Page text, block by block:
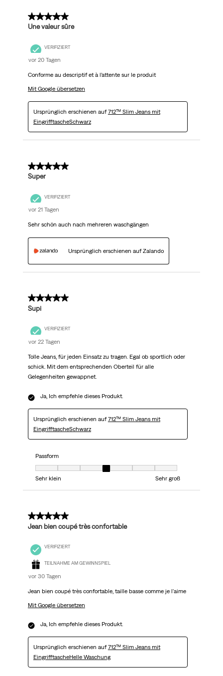
5 von 5 Sternen.
Une valeur sûre
VERIFIZIERT
vor 20 Tagen
Conforme au descriptif et à l’attente sur le produit
Mit Google übersetzen
Ursprünglich erschienen auf712™ Slim Jeans mit
EingrifftascheSchwarz
5 von 5 Sternen.
Super
VERIFIZIERT
vor 21 Tagen
Sehr schön auch nach mehreren waschgängen
Ursprünglich erschienen auf Zalando
5 von 5 Sternen.
Supi
VERIFIZIERT
vor 22 Tagen
Tolle Jeans, für jeden Einsatz zu tragen. Egal ob sportlich oder
schick. Mit dem entsprechenden Oberteil für alle
Gelegenheiten gewappnet.
Ja, Ich empfehle dieses Produkt.
Ursprünglich erschienen auf712™ Slim Jeans mit
EingrifftascheSchwarz
Passform
Sehr klein
Sehr groß
5 von 5 Sternen.
Jean bien coupé très confortable
VERIFIZIERT
TEILNAHME AM GEWINNSPIEL
vor 30 Tagen
Jean bien coupé très confortable, taille basse comme je l'aime
Mit Google übersetzen
Ja, Ich empfehle dieses Produkt.
Ursprünglich erschienen auf712™ Slim Jeans mit
EingrifftascheHelle Waschung